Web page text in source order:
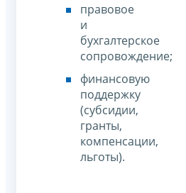
правовое
и
бухгалтерское
сопровождение;
финансовую
поддержку
(субсидии,
гранты,
компенсации,
льготы).